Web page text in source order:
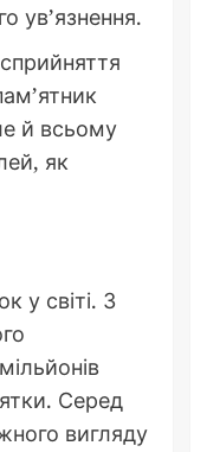
ув’язнення.
й всьому
як
у світі. З
Серед
вигляду